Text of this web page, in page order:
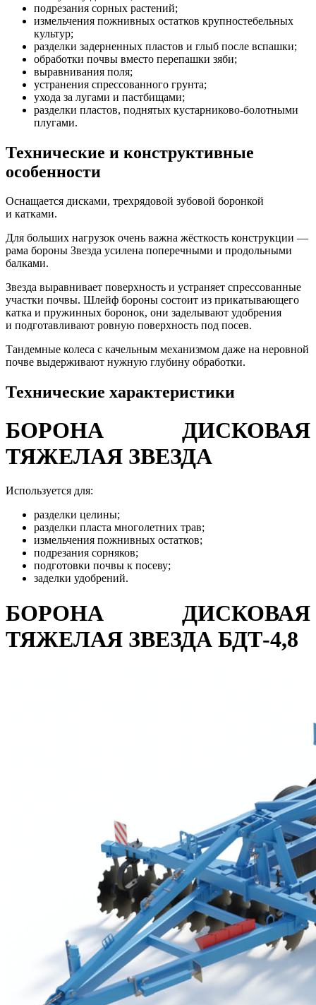
подрезания сорных растений;
измельчения пожнивных остатков крупностебельных
культур;
разделки задерненных пластов и глыб после вспашки;
обработки почвы вместо перепашки зяби;
выравнивания поля;
устранения спрессованного грунта;
ухода за лугами и пастбищами;
разделки пластов, поднятых кустарниково-болотными
плугами.
Технические и конструктивные
особенности
Оснащается дисками, трехрядовой зубовой боронкой
и катками.
Для больших нагрузок очень важна жёсткость конструкции —
рама бороны Звезда усилена поперечными и продольными
балками.
Звезда выравнивает поверхность и устраняет спрессованные
участки почвы. Шлейф бороны состоит из прикатывающего
катка и пружинных боронок, они заделывают удобрения
и подготавливают ровную поверхность под посев.
Тандемные колеса с качельным механизмом даже на неровной
почве выдерживают нужную глубину обработки.
Технические характеристики
БОРОНА ДИСКОВАЯ
ТЯЖЕЛАЯ ЗВЕЗДА
Используется для:
разделки целины;
разделки пласта многолетних трав;
измельчения пожнивных остатков;
подрезания сорняков;
подготовки почвы к посеву;
заделки удобрений.
БОРОНА ДИСКОВАЯ
ТЯЖЕЛАЯ ЗВЕЗДА БДТ-4,8